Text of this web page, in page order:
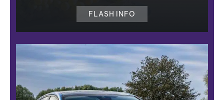
FLASH INFO